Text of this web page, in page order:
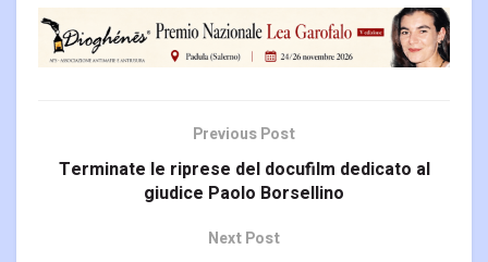
Previous Post
Terminate le riprese del docufilm dedicato al
giudice Paolo Borsellino
Next Post